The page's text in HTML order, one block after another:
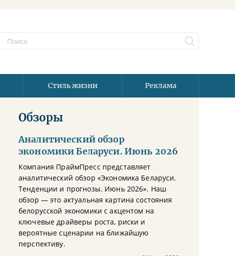
Стиль жизни Реклама
Обзоры
Аналитический обзор
экономики Беларуси. Июнь 2026
Компания ПраймПресс представляет
аналитический обзор «Экономика Беларуси.
Тенденции и прогнозы. Июнь 2026». Наш
обзор — это актуальная картина состояния
белорусской экономики с акцентом на
ключевые драйверы роста, риски и
вероятные сценарии на ближайшую
перспективу.